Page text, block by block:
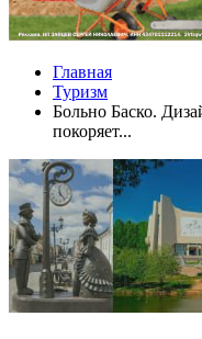
Главная
Туризм
Больно Баско.
покоряет...